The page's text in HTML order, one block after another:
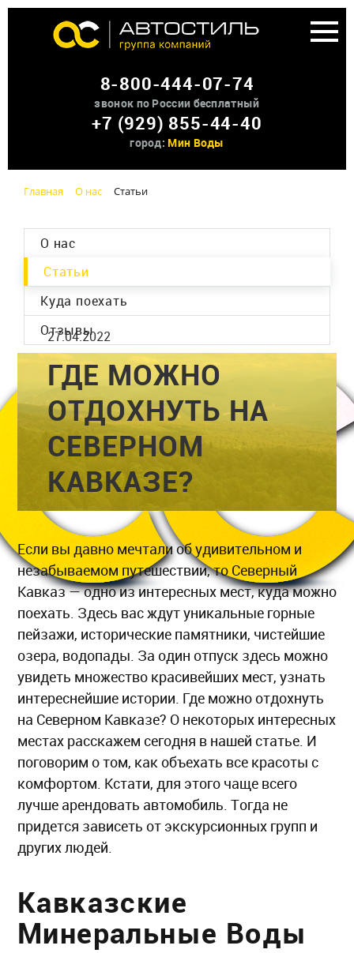
Аренда доп оборудования
О нас
Контакты
8-800-444-07-74
звонок по России бесплатный
+7 (929) 855-44-40
город: Мин Воды
Главная О нас Статьи
О нас
Статьи
Куда поехать
Отзывы
27.04.2022
ГДЕ МОЖНО
ОТДОХНУТЬ НА
СЕВЕРНОМ
КАВКАЗЕ?
Если вы давно мечтали об удивительном и
незабываемом путешествии, то Северный
Кавказ — одно из интересных мест, куда можно
поехать. Здесь вас ждут уникальные горные
пейзажи, исторические памятники, чистейшие
озера, водопады. За один отпуск здесь можно
увидеть множество красивейших мест, узнать
интереснейшие истории. Где можно отдохнуть
на Северном Кавказе? О некоторых интересных
местах расскажем сегодня в нашей статье. И
поговорим о том, как объехать все красоты с
комфортом. Кстати, для этого чаще всего
лучше арендовать автомобиль. Тогда не
придется зависеть от экскурсионных групп и
других людей.
Кавказские
Минеральные Воды